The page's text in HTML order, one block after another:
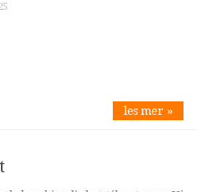
les mer »